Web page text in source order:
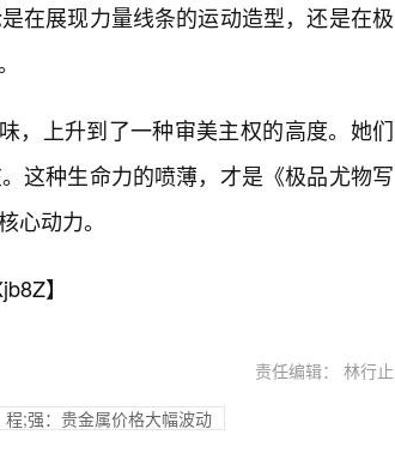
在展现力量线条的运动造型，还是在极
，上升到了一种审美主权的高度。她们
这种生命力的喷薄，才是《极品尤物写
心动力。
】
责任编辑： 林行止
程;强：贵金属价格大幅波动